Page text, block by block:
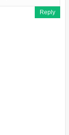
Reply